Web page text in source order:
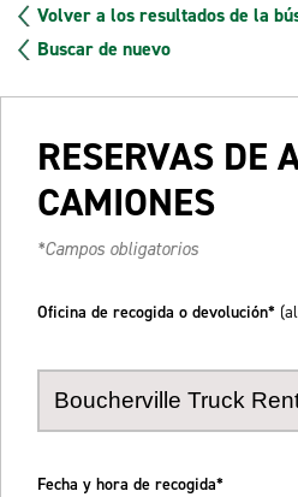
Volver a los resultados de la
Buscar de nuevo
RESERVAS DE
CAMIONES
*Campos obligatorios
Oficina de recogida o devolución*
Fecha y hora de recogida*